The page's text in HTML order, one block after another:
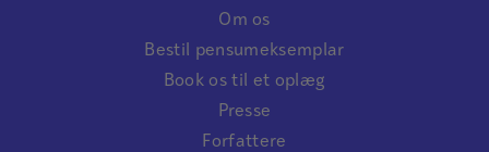
Om os
Bestil pensumeksemplar
Book os til et oplæg
Presse
Forfattere